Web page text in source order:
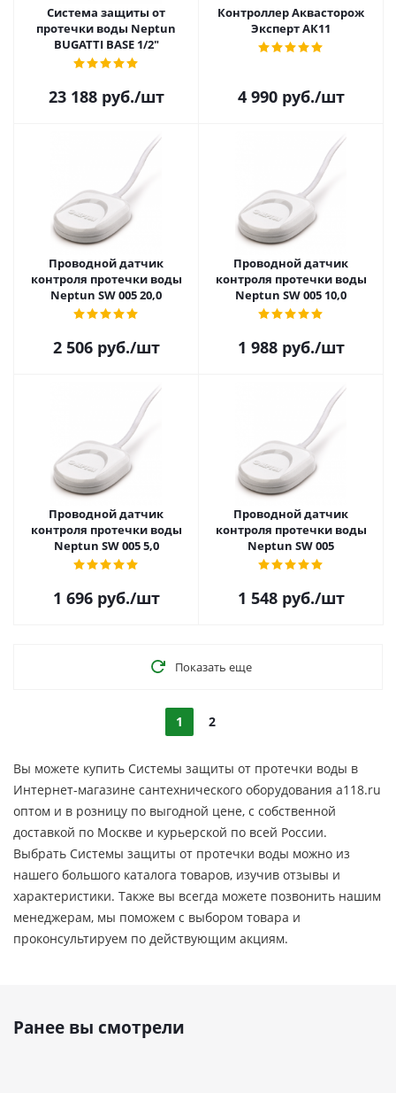
Система защиты от
протечки воды Neptun
BUGATTI BASE 1/2"
23 188руб./шт
Контроллер Аквасторож
Эксперт АК11
4 990руб./шт
Проводной датчик
контроля протечки воды
Neptun SW 005 20,0
2 506руб./шт
Проводной датчик
контроля протечки воды
Neptun SW 005 10,0
1 988руб./шт
Проводной датчик
контроля протечки воды
Neptun SW 005 5,0
1 696руб./шт
Проводной датчик
контроля протечки воды
Neptun SW 005
1 548руб./шт
Показать еще
1 2
Вы можете купить Системы защиты от протечки воды в
Интернет-магазине сантехнического оборудования a118.ru
оптом и в розницу по выгодной цене, c собственной
доставкой по Москве и курьерской по всей России.
Выбрать Системы защиты от протечки воды можно из
нашего большого каталога товаров, изучив отзывы и
характеристики. Также вы всегда можете позвонить нашим
менеджерам, мы поможем с выбором товара и
проконсультируем по действующим акциям.
Ранее вы смотрели